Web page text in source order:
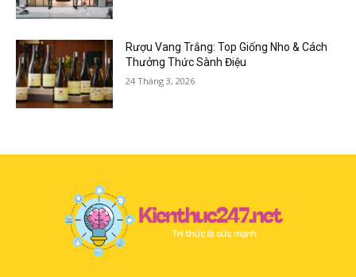
Rượu Vang Trắng: Top Giống Nho & Cách
Thưởng Thức Sành Điệu
24 Tháng 3, 2026